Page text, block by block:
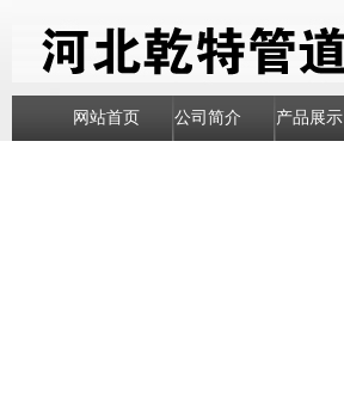
网站首页 公司简介 产品展示